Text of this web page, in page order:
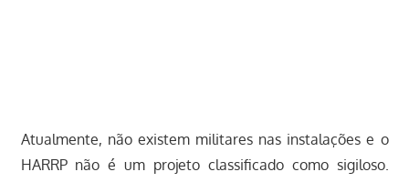
Atualmente, não existem militares nas instalações e o
HARRP não é um projeto classificado como sigiloso.